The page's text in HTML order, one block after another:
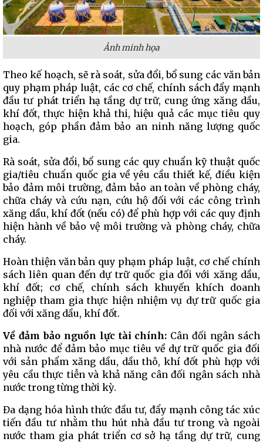
Ảnh minh họa
Theo kế hoạch, sẽ rà soát, sửa đổi, bổ sung các văn bản
quy phạm pháp luật, các cơ chế, chính sách đẩy mạnh
đầu tư phát triển hạ tầng dự trữ, cung ứng xăng dầu,
khí đốt, thực hiện khả thi, hiệu quả các mục tiêu quy
hoạch, góp phần đảm bảo an ninh năng lượng quốc
gia.
Rà soát, sửa đổi, bổ sung các quy chuẩn kỹ thuật quốc
gia/tiêu chuẩn quốc gia về yêu cầu thiết kế, điều kiện
bảo đảm môi trường, đảm bảo an toàn về phòng cháy,
chữa cháy và cứu nạn, cứu hộ đối với các công trình
xăng dầu, khí đốt (nếu có) để phù hợp với các quy định
hiện hành về bảo vệ môi trường và phòng cháy, chữa
cháy.
Hoàn thiện văn bản quy phạm pháp luật, cơ chế chính
sách liên quan đến dự trữ quốc gia đối với xăng dầu,
khí đốt; cơ chế, chính sách khuyến khích doanh
nghiệp tham gia thực hiện nhiệm vụ dự trữ quốc gia
đối với xăng dầu, khí đốt.
Về đảm bảo nguồn lực tài chính: Cân đối ngân sách
nhà nước để đảm bảo mục tiêu về dự trữ quốc gia đối
với sản phẩm xăng dầu, dầu thô, khí đốt phù hợp với
yêu cầu thực tiễn và khả năng cân đối ngân sách nhà
nước trong từng thời kỳ.
Đa dạng hóa hình thức đầu tư, đẩy mạnh công tác xúc
tiến đầu tư nhằm thu hút nhà đầu tư trong và ngoài
nước tham gia phát triển cơ sở hạ tầng dự trữ, cung